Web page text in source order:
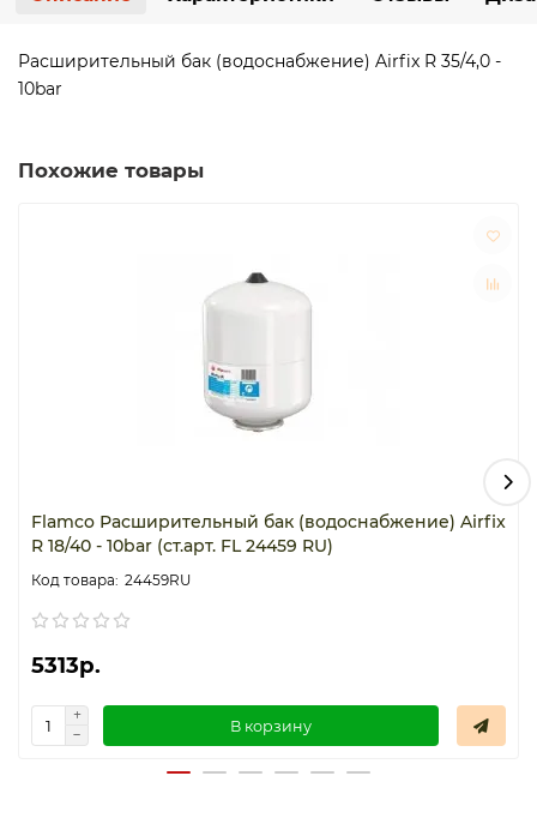
Расширительный бак (водоснабжение) Airfix R 35/4,0 -
10bar
Похожие товары
Flamco Расширительный бак (водоснабжение) Airfix
R 18/40 - 10bar (ст.арт. FL 24459 RU)
24459RU
5313р.
В корзину